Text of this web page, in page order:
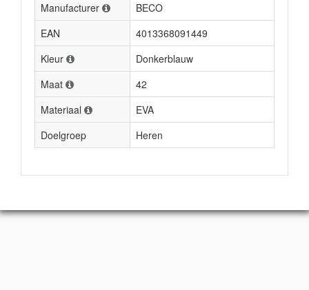
Manufacturer
BECO
EAN
4013368091449
Kleur
Donkerblauw
Maat
42
Materiaal
EVA
Doelgroep
Heren